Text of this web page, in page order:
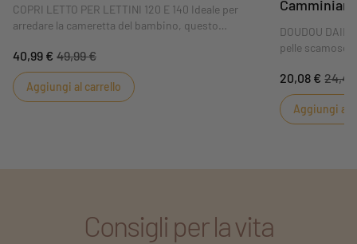
COPRI LETTO PER LETTINI 120 E 140 Ideale per
arredare la cameretta del bambino, questo
Si adatta ai letti 120x60 e 140x70, quindi è pratico!
40,99 € 49,99 €
Aggiungi al carrello
DOUDOU
pelle
porterà
colori di
bambine che
20,08 €
Aggiungi al
Consigli per la vita